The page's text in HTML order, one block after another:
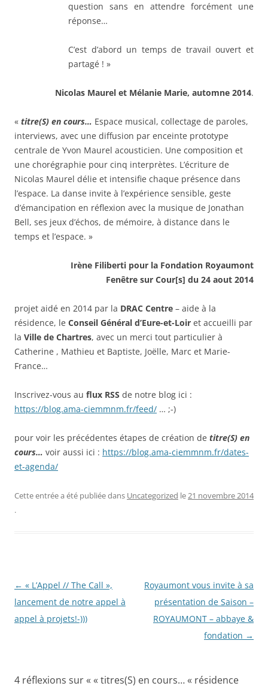
question sans en attendre forcément une
réponse…
C’est d’abord un temps de travail ouvert et
partagé ! »
Nicolas Maurel et Mélanie Marie, automne 2014.
« titre(S) en cours… Espace musical, collectage de paroles,
interviews, avec une diffusion par enceinte prototype
centrale de Yvon Maurel acousticien. Une composition et
une chorégraphie pour cinq interprètes. L’écriture de
Nicolas Maurel délie et intensifie chaque présence dans
l’espace. La danse invite à l’expérience sensible, geste
d’émancipation en réflexion avec la musique de Jonathan
Bell, ses jeux d’échos, de mémoire, à distance dans le
temps et l’espace. »
Irène Filiberti pour la Fondation Royaumont
Fenêtre sur Cour[s] du 24 aout 2014
projet aidé en 2014 par la DRAC Centre – aide à la
résidence, le Conseil Général d’Eure-et-Loir et accueilli par
la Ville de Chartres, avec un merci tout particulier à
Catherine , Mathieu et Baptiste, Joëlle, Marc et Marie-
France…
Inscrivez-vous au flux RSS de notre blog ici :
https://blog.ama-ciemmnm.fr/feed/ … ;-)
pour voir les précédentes étapes de création de titre(S) en
cours… voir aussi ici : https://blog.ama-ciemmnm.fr/dates-
et-agenda/
Cette entrée a été publiée dans Uncategorized le21 novembre 2014
.
Navigation
des
articles
← « L’Appel // The Call »,
lancement de notre appel à
appel à projets!-)))
Royaumont vous invite à sa
présentation de Saison –
ROYAUMONT – abbaye &
fondation →
4 réflexions sur « « titres(S) en cours… « résidence